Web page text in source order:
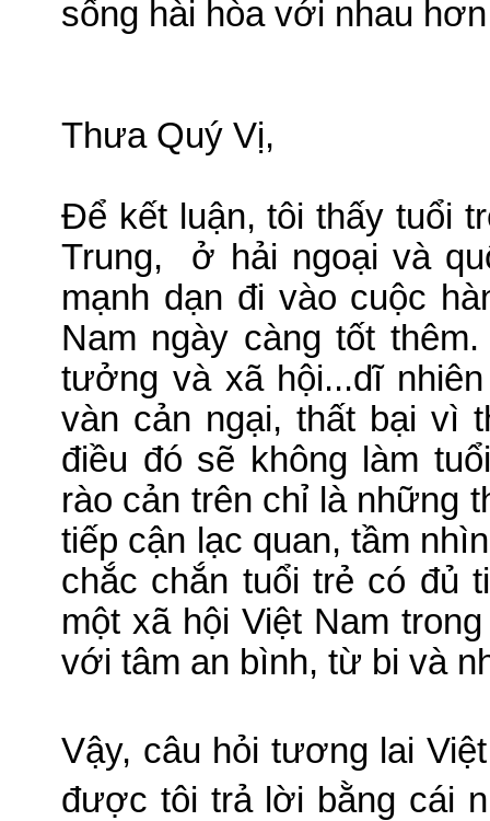
sống hài hòa với nhau
Thưa Quý Vị,
Để kết luận, tôi thấy tuổi
Trung,
ở hải ngoại và
mạnh dạn đi vào cuộc
Nam ngày càng tốt
tưởng và xã hội...dĩ
vàn cản ngại, thất bại vì
điều đó sẽ không làm
rào cản trên chỉ là những
tiếp cận lạc quan, tầm
chắc chắn tuổi trẻ có đủ
một xã hội Việt Nam
với tâm an bình, từ bi và
Vậy, câu hỏi tương lai
được tôi trả lời bằng cái